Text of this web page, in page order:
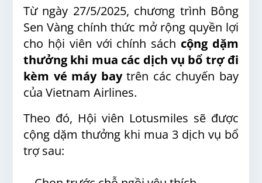
Từ ngày 27/5/2025, chương trình Bông
Sen Vàng chính thức mở rộng quyền lợi
cho hội viên với chính sách cộng dặm
thưởng khi mua các dịch vụ bổ trợ đi
kèm vé máy baytrên các chuyến bay
của Vietnam Airlines.
Theo đó, Hội viên Lotusmiles sẽ được
cộng dặm thưởng khi mua 3 dịch vụ bổ
trợ sau: